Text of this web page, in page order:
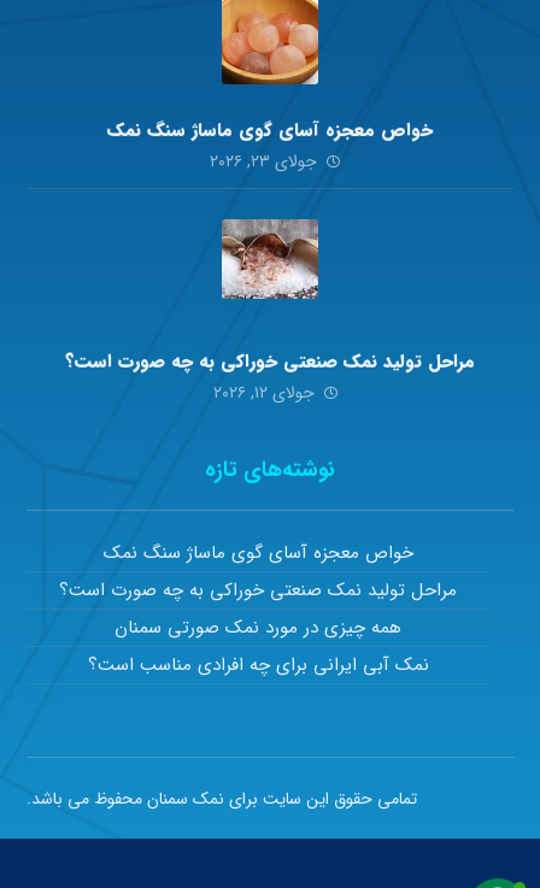
خواص معجزه آسای گوی ماساژ سنگ نمک
جولای ۲۳, ۲۰۲۶
مراحل تولید نمک صنعتی خوراکی به چه صورت است؟
جولای ۱۲, ۲۰۲۶
نوشته‌های تازه
خواص معجزه آسای گوی ماساژ سنگ نمک
مراحل تولید نمک صنعتی خوراکی به چه صورت است؟
همه چیزی در مورد نمک صورتی سمنان
نمک آبی ایرانی برای چه افرادی مناسب است؟
تمامی حقوق این سایت برای نمک سمنان محفوظ می باشد.